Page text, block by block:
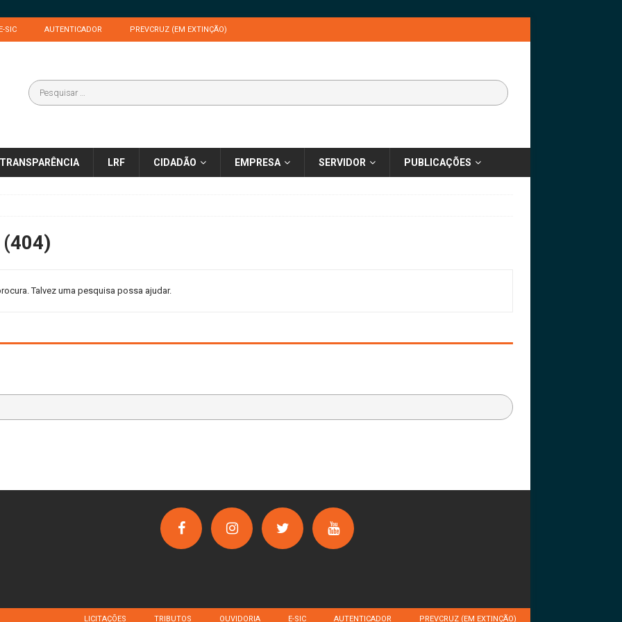
SIC AUTENTICADOR PREVCRUZ (EM EXTINÇÃO)
TRANSPARÊNCIA LRF CIDADÃO EMPRESA SERVIDOR PUBLICAÇÕES
Talvez uma pesquisa possa ajudar.
LICITAÇÕES TRIBUTOS OUVIDORIA E-SIC AUTENTICADOR PREVCRUZ (EM EXTINÇÃO)